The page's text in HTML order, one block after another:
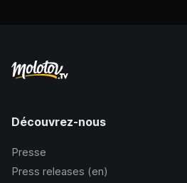
Découvrez-nous
Presse
Press releases (en)